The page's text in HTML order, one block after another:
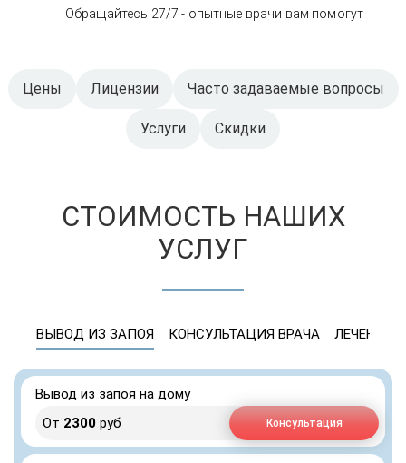
Обращайтесь 27/7 - опытные врачи вам помогут
Цены Лицензии Часто задаваемые вопросы
Услуги Скидки
СТОИМОСТЬ НАШИХ
УСЛУГ
ВЫВОД ИЗ ЗАПОЯ КОНСУЛЬТАЦИЯ ВРАЧА ЛЕЧЕНИЕ
Вывод из запоя на дому
От 2300 руб Консультация